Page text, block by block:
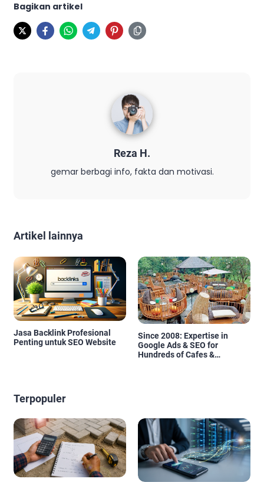
Bagikan artikel
Reza H.
gemar berbagi info, fakta dan motivasi.
Artikel lainnya
Jasa Backlink Profesional
Penting untuk SEO Website
Since 2008: Expertise in
Google Ads & SEO for
Hundreds of Cafes &
Terpopuler